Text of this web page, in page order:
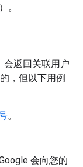
。
会返回关联用户
，但以下用例
。
会向您的